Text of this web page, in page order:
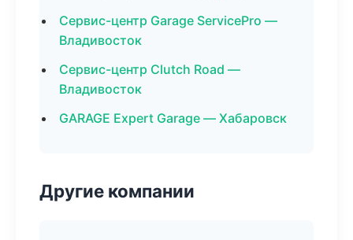
Сервис-центр Garage ServicePro —
Владивосток
Сервис-центр Clutch Road —
Владивосток
GARAGE Expert Garage — Хабаровск
Другие компании